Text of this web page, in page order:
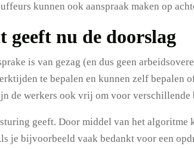
kunnen ook aanspraak maken op
geeft nu de doorslag
is van gezag (en dus geen
te bepalen en kunnen zelf bepalen
de werkers ook vrij om voor verschillende
geeft. Door middel van het
je bijvoorbeeld vaak bedankt voor een